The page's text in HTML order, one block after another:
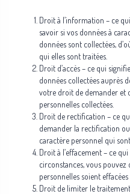
Droit à l’information – ce
savoir si vos données à
données sont collectées,
qui elles sont traitées.
Droit d’accès – ce qui
données collectées auprès
votre droit de demander et
personnelles collectées.
Droit de rectification – ce
demander la rectification
caractère personnel qui
Droit à l’effacement – ce
circonstances, vous
personnelles soient effacées
Droit de limiter le